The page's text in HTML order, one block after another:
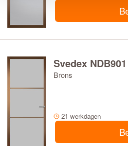
Svedex
Brons
21 werkdagen